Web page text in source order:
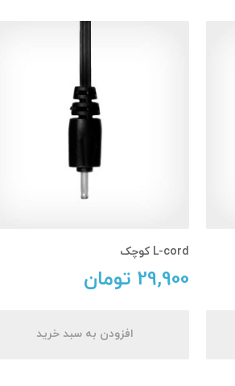
L-cord کوچک
29,900 تومان
افزودن به سبد خرید